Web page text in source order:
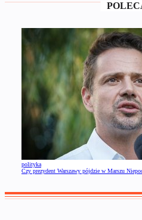
polityka
Czy prezydent Warszawy pójdzie w Marszu